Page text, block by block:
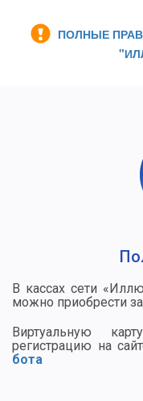
ПОЛНЫЕ
В кассах сети
можно приобрести
Виртуальную
регистрацию на
бота